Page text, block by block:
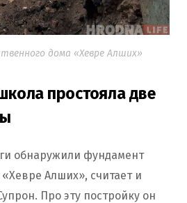
дома «Хевре Алших»
простояла две
обнаружили фундамент
Алших», считает и
Про эту постройку он